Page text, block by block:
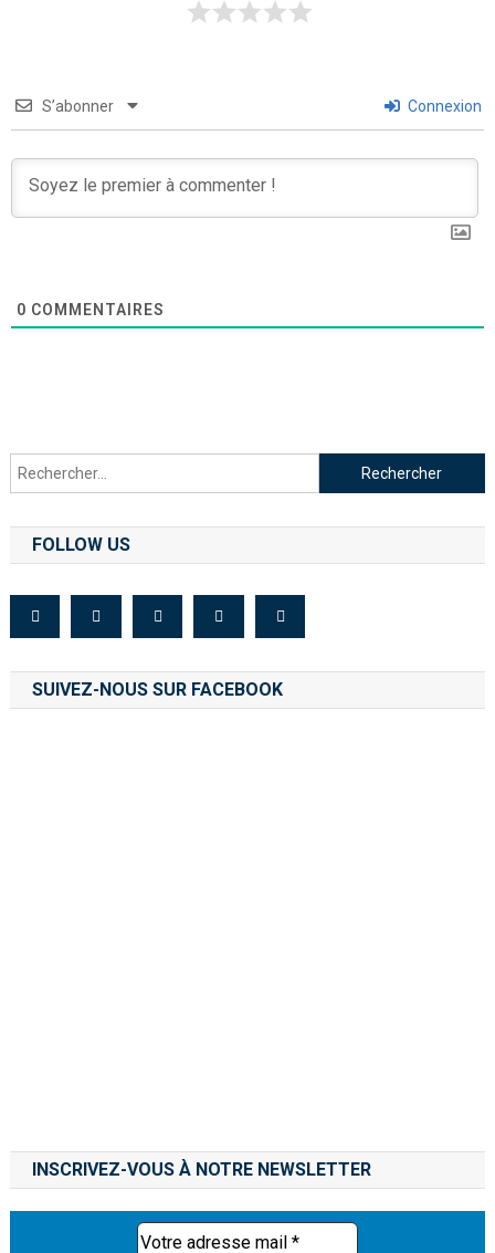
S’abonner Connexion
0 COMMENTAIRES
FOLLOW US
SUIVEZ-NOUS SUR FACEBOOK
INSCRIVEZ-VOUS À NOTRE NEWSLETTER